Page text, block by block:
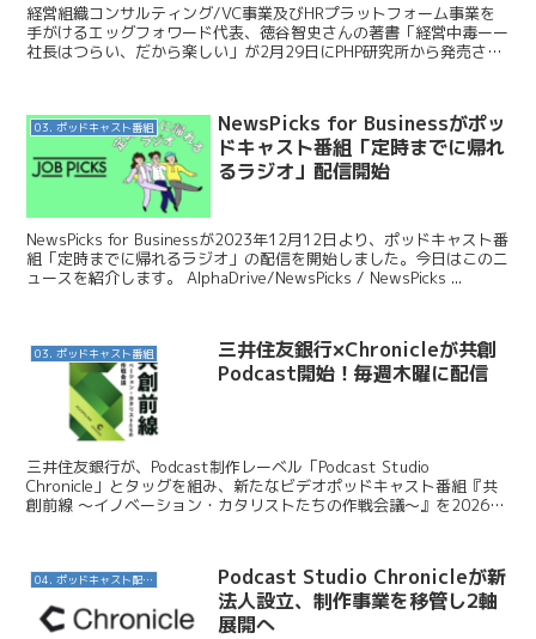
経営組織コンサルティング/VC事業及びHRプラットフォーム事業を
手がけるエッグフォワード代表、徳谷智史さんの著書「経営中毒ーー
社長はつらい、だから楽しい」が2月29日にPHP研究所から発売され
03. ポッドキャスト番組
NewsPicks for Businessがポッ
ドキャスト番組「定時までに帰れ
るラジオ」配信開始
NewsPicks for Businessが2023年12月12日より、ポッドキャスト番
組「定時までに帰れるラジオ」の配信を開始しました。今日はこのニ
ュースを紹介します。 AlphaDrive/NewsPicks / NewsPicks ...
03. ポッドキャスト番組
三井住友銀行×Chronicleが共創
Podcast開始！毎週木曜に配信
三井住友銀行が、Podcast制作レーベル「Podcast Studio
Chronicle」とタッグを組み、新たなビデオポッドキャスト番組『共
創前線 〜イノベーション・カタリストたちの作戦会議〜』を2026年
04. ポッドキャスト配信・制作等
Podcast Studio Chronicleが新
法人設立、制作事業を移管し2軸
展開へ